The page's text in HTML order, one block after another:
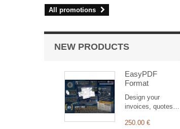
Designed for sales
and technical
features to ensure
transparent and
of each
intervention.
All promotions
NEW PRODUCTS
EasyPDF
Format
Design your
invoices, quotes,
notes with a drag-
250.00 €